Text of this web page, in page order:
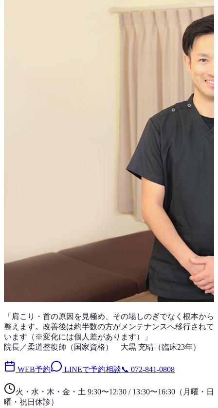
「 肩こり・首の原因を見極め、その場しのぎでなく根本から
整えます。改善後は約半数の方がメンテナンスへ移行されて
います（※変化には個人差があります）」
院長／柔道整復師（国家資格）
大黒 充晴 （臨床23年）
WEB予約 LINEで予約相談📞 072-841-0808
火・水・木・金・土 9:30〜12:30 / 13:30〜16:30 （ 月曜・日
曜・祝日 休診）